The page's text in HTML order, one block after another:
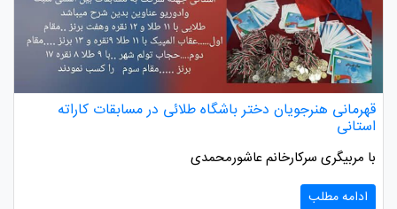
قهرمانی هنرجویان دختر باشگاه طلائی در مسابقات کاراته
استانی
با مربیگری سرکارخانم عاشورمحمدی
ادامه مطلب